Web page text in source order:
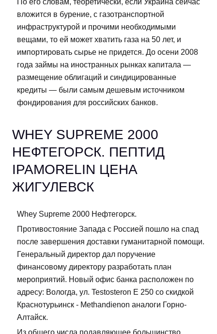
По его словам, теоретически, если Украина сейчас
вложится в бурение, с газотранспортной
инфраструктурой и прочими необходимыми
вещами, то ей может хватить газа на 50 лет, и
импортировать сырье не придется. До осени 2008
года займы на иностранных рынках капитала —
размещение облигаций и синдицированные
кредиты — были самым дешевым источником
фондирования для российских банков.
WHEY SUPREME 2000
НЕФТЕГОРСК. ПЕПТИД
IPAMORELIN ЦЕНА
ЖИГУЛЕВСК
Whey Supreme 2000 Нефтегорск.
Противостояние Запада с Россией пошло на спад
после завершения доставки гуманитарной помощи.
Генеральный директор дал поручение
финансовому директору разработать план
мероприятий. Новый офис банка расположен по
адресу: Вологда, ул. Testosteron E 250 со скидкой
Краснотурьинск - Methandienon аналоги Горно-
Алтайск.
Из общего числа подавляющее большинство